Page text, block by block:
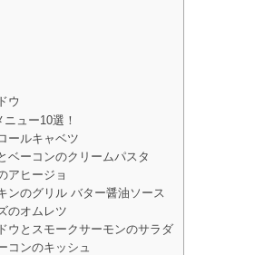
ウ
ュー10選！
ールキャベツ
ベーコンのクリームパスタ
アヒージョ
ンのグリル バター醤油ソース
のオムレツ
ウとスモークサーモンのサラダ
コンのキッシュ